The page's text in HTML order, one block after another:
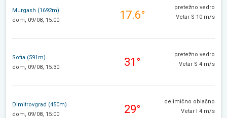
Murgash (1692m)
dom, 09/08, 15:00
17.6°
pretežno vedro
Vetar S 10 m/s
Sofia (591m)
dom, 09/08, 15:30
31°
pretežno vedro
Vetar S 4 m/s
Dimitrovgrad (450m)
dom, 09/08, 15:00
29°
delimično oblačno
Vetar I 4 m/s